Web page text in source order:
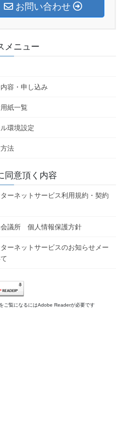
お問い合わせ
メニュー
容・申し込み
紙一覧
環境設定
法
同意頂く内容
ーネットサービス利用規約・契約
議所 個人情報保護方針
ーネットサービスのお知らせメー
ご覧になるにはAdobe Readerが必要です